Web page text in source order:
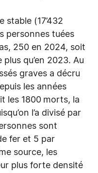
stable (17’432
personnes tuées
250 en 2024, soit
plus qu’en 2023. Au
graves a décru
les années
les 1800 morts, la
l’a divisé par
sont
fer et 5 par
source, les
plus forte densité